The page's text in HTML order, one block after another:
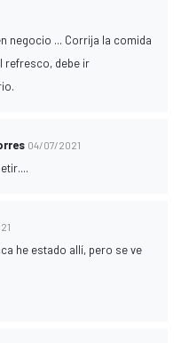
negocio ... Corrija la comida
refresco, debe ir
04/07/2021
he estado allí, pero se ve